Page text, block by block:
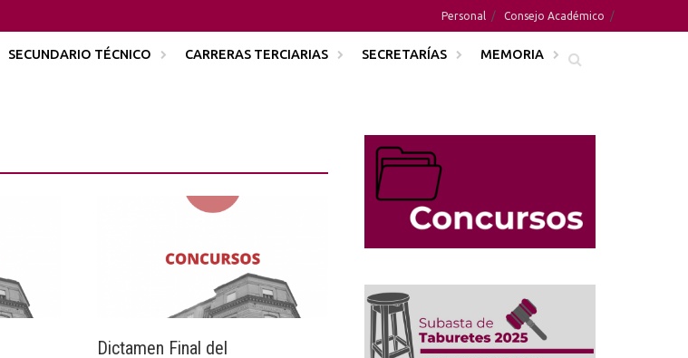
Personal Consejo Académico
SECUNDARIO TÉCNICO CARRERAS TERCIARIAS SECRETARÍAS MEMORIA
Dictamen Final del